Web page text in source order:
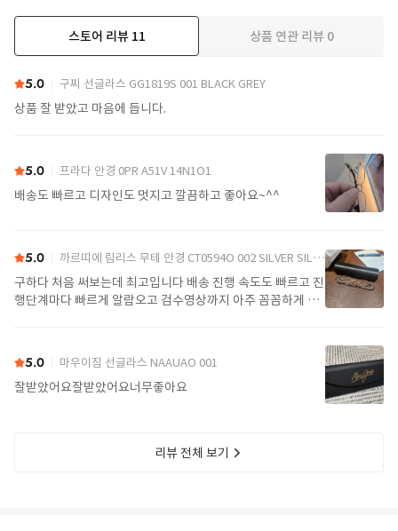
스토어 리뷰 11 상품 연관 리뷰 0
5.0 구찌 선글라스 GG1819S 001 BLACK GREY
상품 잘 받았고 마음에 듭니다.
5.0 프라다 안경 0PR A51V 14N1O1
배송도 빠르고 디자인도 멋지고 깔끔하고 좋아요~^^
5.0 까르띠에 림리스 무테 안경 CT0594O 002 SILVER SILVER TRANSPARENT
구하다 처음 써보는데 최고입니다 배송 진행 속도도 빠르고 진
행단계마다 빠르게 알람오고 검수영상까지 아주 꼼꼼하게 찍
5.0 마우이짐 선글라스 NAAUAO 001
잘받았어요잘받았어요너무좋아요
리뷰 전체 보기